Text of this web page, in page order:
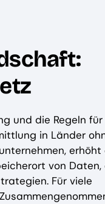
und die Regeln für
in Länder
erhöht
von Daten,
Für viele